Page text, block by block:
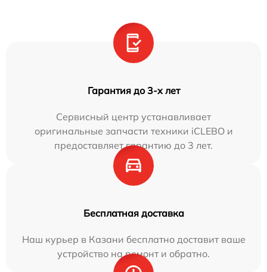
Гарантия до 3-х лет
Сервисный центр устанавливает
оригинальные запчасти техники iCLEBO и
предоставляет гарантию до 3 лет.
Бесплатная доставка
Наш курьер в Казани бесплатно доставит ваше
устройство на ремонт и обратно.